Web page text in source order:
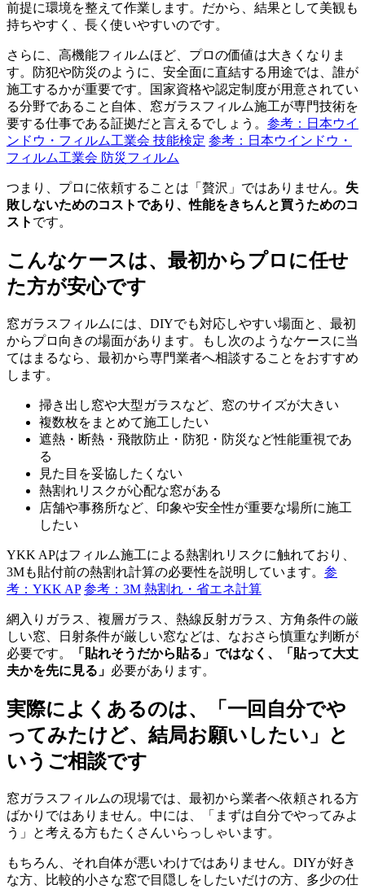
前提に環境を整えて作業します。だから、結果として美観も
持ちやすく、長く使いやすいのです。
さらに、高機能フィルムほど、プロの価値は大きくなりま
す。防犯や防災のように、安全面に直結する用途では、誰が
施工するかが重要です。国家資格や認定制度が用意されてい
る分野であること自体、窓ガラスフィルム施工が専門技術を
要する仕事である証拠だと言えるでしょう。 参考：日本ウイ
ンドウ・フィルム工業会 技能検定 参考：日本ウインドウ・
フィルム工業会 防災フィルム
つまり、プロに依頼することは「贅沢」ではありません。 失
敗しないためのコストであり、性能をきちんと買うためのコ
スト です。
こんなケースは、最初からプロに任せ
た方が安心です
窓ガラスフィルムには、DIYでも対応しやすい場面と、最初
からプロ向きの場面があります。もし次のようなケースに当
てはまるなら、最初から専門業者へ相談することをおすすめ
します。
掃き出し窓や大型ガラスなど、窓のサイズが大きい
複数枚をまとめて施工したい
遮熱・断熱・飛散防止・防犯・防災など性能重視であ
る
見た目を妥協したくない
熱割れリスクが心配な窓がある
店舗や事務所など、印象や安全性が重要な場所に施工
したい
YKK APはフィルム施工による熱割れリスクに触れており、
3Mも貼付前の熱割れ計算の必要性を説明しています。 参
考：YKK AP 参考：3M 熱割れ・省エネ計算
網入りガラス、複層ガラス、熱線反射ガラス、方角条件の厳
しい窓、日射条件が厳しい窓などは、なおさら慎重な判断が
必要です。
「貼れそうだから貼る」ではなく、「貼って大丈
夫かを先に見る」 必要があります。
実際によくあるのは、「一回自分でや
ってみたけど、結局お願いしたい」と
いうご相談です
窓ガラスフィルムの現場では、最初から業者へ依頼される方
ばかりではありません。中には、「まずは自分でやってみよ
う」と考える方もたくさんいらっしゃいます。
もちろん、それ自体が悪いわけではありません。DIYが好き
な方、比較的小さな窓で目隠しをしたいだけの方、多少の仕